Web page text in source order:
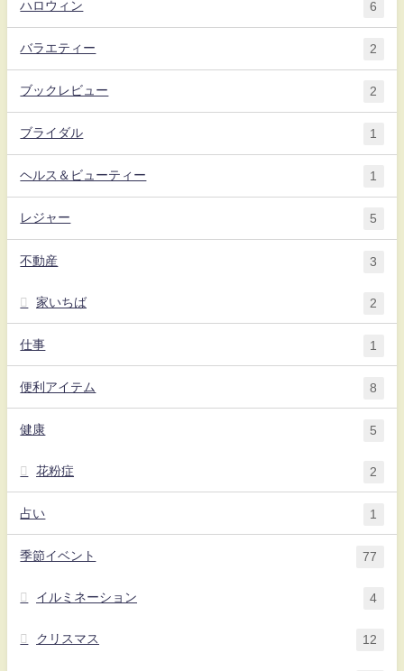
ハロウィン 6
バラエティー 2
ブックレビュー 2
ブライダル 1
ヘルス＆ビューティー 1
レジャー 5
不動産 3
家いちば 2
仕事 1
便利アイテム 8
健康 5
花粉症 2
占い 1
季節イベント 77
イルミネーション 4
クリスマス 12